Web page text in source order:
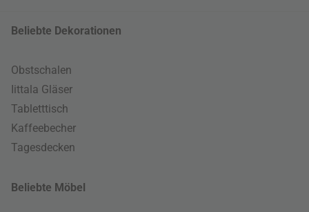
Beliebte Dekorationen
Obstschalen
Iittala Gläser
Tabletttisch
Kaffeebecher
Tagesdecken
Beliebte Möbel